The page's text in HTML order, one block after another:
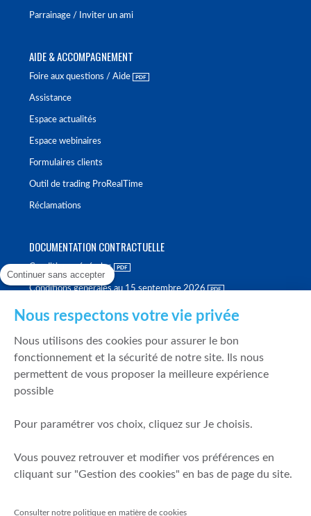
Parrainage / Inviter un ami
AIDE & ACCOMPAGNEMENT
Foire aux questions / Aide
Assistance
Espace actualités
Espace webinaires
Formulaires clients
Outil de trading ProRealTime
Réclamations
DOCUMENTATION CONTRACTUELLE
Conditions générales
Conditions générales au 15 septembre 2026
Politique de meilleure sélection
Politique de durabilité
Fonds de garantie des dépôts et de résolution
Mentions légales
Prévention de la fraude
Continuer sans accepter
Nous respectons votre vie privée
Nous utilisons des cookies pour assurer le bon
fonctionnement et la sécurité de notre site. Ils nous
permettent de vous proposer la meilleure expérience
possible
Pour paramétrer vos choix, cliquez sur Je choisis.
Vous pouvez retrouver et modifier vos préférences en
cliquant sur "Gestion des cookies" en bas de page du site.
Consulter notre politique en matière de cookies